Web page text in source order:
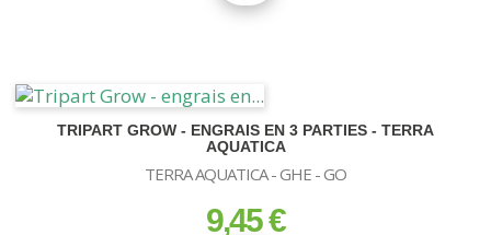
TRIPART GROW - ENGRAIS EN 3 PARTIES - TERRA
AQUATICA
TERRA AQUATICA - GHE - GO
prix
9,45 €